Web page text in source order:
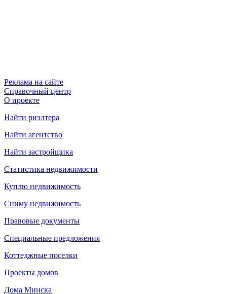
Реклама на сайте
Справочный центр
О проекте
Найти риэлтера
Найти агентство
Найти застройщика
Статистика недвижимости
Куплю недвижимость
Сниму недвижимость
Правовые документы
Специальные предложения
Коттеджные поселки
Проекты домов
Дома Минска